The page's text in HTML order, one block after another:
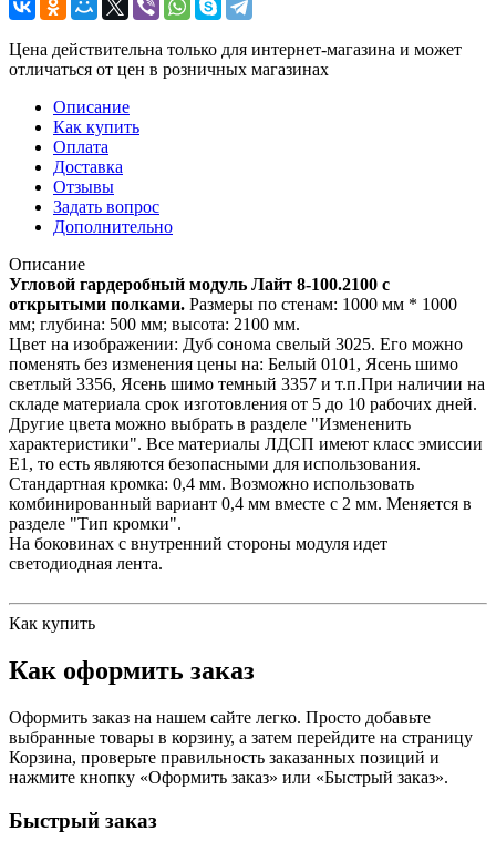
Цена действительна только для интернет-магазина и может
отличаться от цен в розничных магазинах
Описание
Как купить
Оплата
Доставка
Отзывы
Задать вопрос
Дополнительно
Описание
Угловой гардеробный модуль Лайт 8-100.2100 с
открытыми полками. Размеры по стенам: 1000 мм * 1000
мм; глубина: 500 мм; высота: 2100 мм.
Цвет на изображении: Дуб сонома свелый 3025. Его можно
поменять без изменения цены на: Белый 0101, Ясень шимо
светлый 3356, Ясень шимо темный 3357 и т.п.При наличии на
складе материала срок изготовления от 5 до 10 рабочих дней.
Другие цвета можно выбрать в разделе "Измененить
характеристики". Все материалы ЛДСП имеют класс эмиссии
Е1, то есть являются безопасными для использования.
Стандартная кромка: 0,4 мм. Возможно использовать
комбинированный вариант 0,4 мм вместе с 2 мм. Меняется в
разделе "Тип кромки".
На боковинах с внутренний стороны модуля идет
светодиодная лента.
Как купить
Как оформить заказ
Оформить заказ на нашем сайте легко. Просто добавьте
выбранные товары в корзину, а затем перейдите на страницу
Корзина, проверьте правильность заказанных позиций и
нажмите кнопку «Оформить заказ» или «Быстрый заказ».
Быстрый заказ